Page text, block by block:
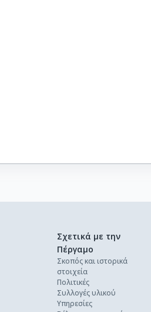
Σχετικά με την
Πέργαμο
Σκοπός και ιστορικά
στοιχεία
Πολιτικές
Συλλογές υλικού
Υπηρεσίες